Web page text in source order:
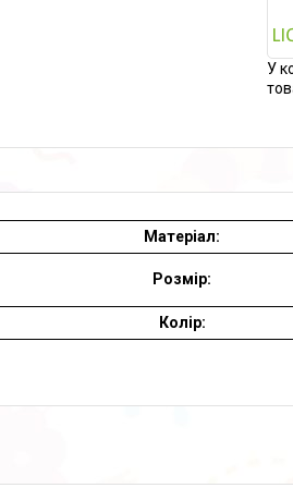
У
Матеріал:
Розмір:
Колір: